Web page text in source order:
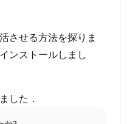
させる方法を探りま
ンストールしまし
した．